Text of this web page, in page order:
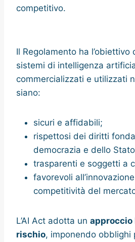
competitivo.
Il Regolamento ha l’obiettivo
sistemi di intelligenza
commercializzati e utilizzati
siano:
sicuri e affidabili;
rispettosi dei diritti
democrazia e dello
trasparenti e soggetti a
favorevoli
competitività del
L’AI Act adotta un approccio
rischio, imponendo obblighi